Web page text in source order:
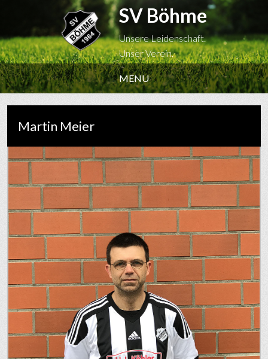
SV Böhme
Unsere Leidenschaft.
Unser Verein.
MENU
Martin Meier